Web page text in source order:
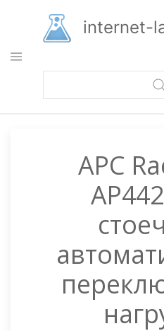
основному
содержанию
internet-
APC